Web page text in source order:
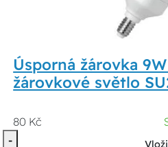
Úsporná žárovka
žárovkové světlo
80 Kč
-